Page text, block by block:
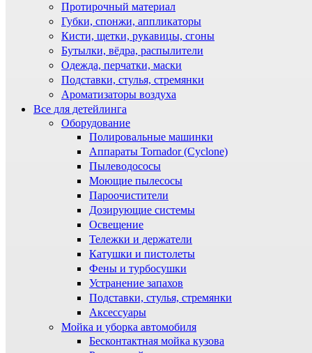
Протирочный материал
Губки, спонжи, аппликаторы
Кисти, щетки, рукавицы, сгоны
Бутылки, вёдра, распылители
Одежда, перчатки, маски
Подставки, стулья, стремянки
Ароматизаторы воздуха
Все для детейлинга
Оборудование
Полировальные машинки
Аппараты Tornador (Cyclone)
Пылеводососы
Моющие пылесосы
Пароочистители
Дозирующие системы
Освещение
Тележки и держатели
Катушки и пистолеты
Фены и турбосушки
Устранение запахов
Подставки, стулья, стремянки
Аксессуары
Мойка и уборка автомобиля
Бесконтактная мойка кузова